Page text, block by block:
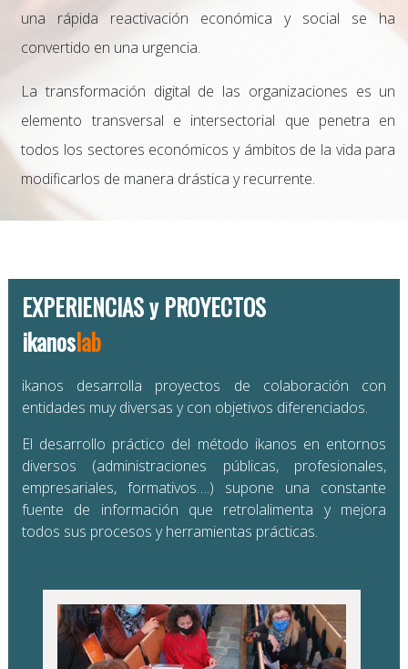
una rápida reactivación económica y social se ha
convertido en una urgencia.
La transformación digital de las organizaciones es un
elemento transversal e intersectorial que penetra en
todos los sectores económicos y ámbitos de la vida para
modificarlos de manera drástica y recurrente.
EXPERIENCIAS y PROYECTOS
ikanoslab
ikanos desarrolla proyectos de colaboración con
entidades muy diversas y con objetivos diferenciados.
El desarrollo práctico del método ikanos en entornos
diversos (administraciones públicas, profesionales,
empresariales, formativos….) supone una constante
fuente de información que retrolalimenta y mejora
todos sus procesos y herramientas prácticas.